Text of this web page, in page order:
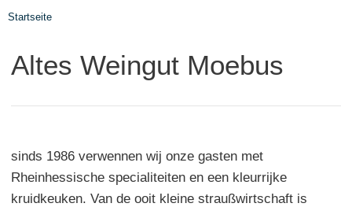
Startseite
Altes Weingut Moebus
sinds 1986 verwennen wij onze gasten met
Rheinhessische specialiteiten en een kleurrijke
kruidkeuken. Van de ooit kleine straußwirtschaft is